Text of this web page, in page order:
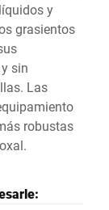
y
grasientos
sin
Las
robustas